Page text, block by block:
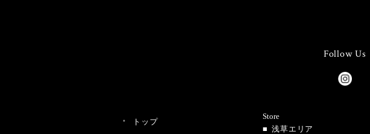
Follow Us
トップ
Store
浅草エリア